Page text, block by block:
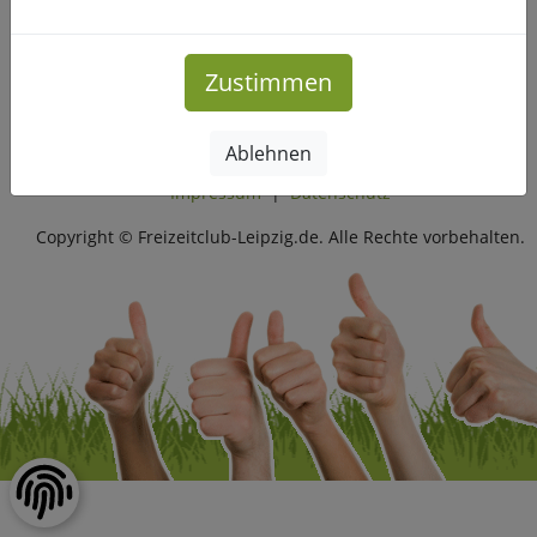
Mehr Infos
Impressum|Datenschutz
Copyright © Freizeitclub-Leipzig.de. Alle Rechte vorbehalten.
Zustimmen
Ablehnen